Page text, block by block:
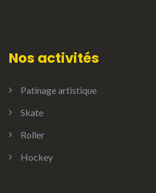
Nos activités
Patinage artistique
Skate
Roller
Hockey